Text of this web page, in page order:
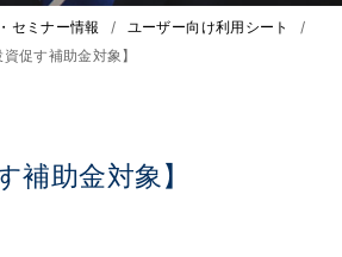
セミナー情報 / ユーザー向け利用シート
/
資促す補助金対象】
補助金対象】